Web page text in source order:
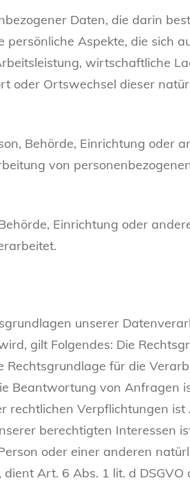
Daten, die darin
Aspekte, die sich
wirtschaftliche
oder Ortswechsel dieser
Behörde, Einrichtung oder
von
Einrichtung oder
unserer
gilt Folgendes: Die
für die
von Anfragen
Verpflichtungen ist
berechtigten Interessen
oder einer anderen
Art. 6 Abs. 1 lit. d DSGVO